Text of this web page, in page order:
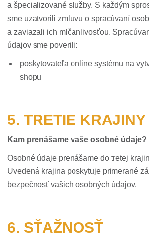
a špecializované služby. S každým
sme uzatvorili zmluvu o spracúvaní
a zaviazali ich mlčanlivosťou.
údajov sme poverili:
poskytovateľa online systému na
shopu
5. TRETIE KRAJINY
Kam prenášame vaše osobné údaje?
Osobné údaje prenášame do tretej
Uvedená krajina poskytuje primerané
bezpečnosť vašich osobných údajov.
6. SŤAŽNOSŤ